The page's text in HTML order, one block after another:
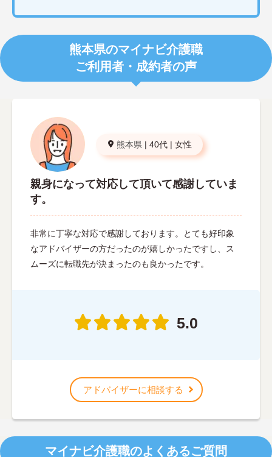
熊本県のマイナビ介護職
ご利用者・成約者の声
熊本県 | 40代 | 女性
親身になって対応して頂いて感謝していま
す。
非常に丁寧な対応で感謝しております。とても好印象
なアドバイザーの方だったのが嬉しかったですし、ス
ムーズに転職先が決まったのも良かったです。
5.0
アドバイザーに相談する
マイナビ介護職のよくあるご質問